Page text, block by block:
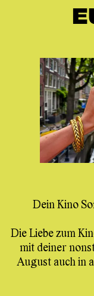
Dein Kino
Die Liebe zum
mit deiner
August auch in